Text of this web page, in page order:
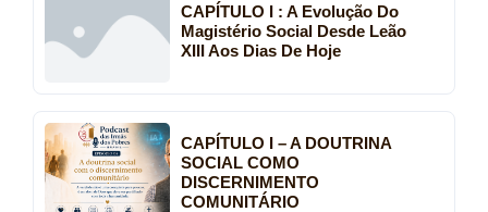
CAPÍTULO I : A Evolução Do
Magistério Social Desde Leão
XIII Aos Dias De Hoje
CAPÍTULO I – A DOUTRINA
SOCIAL COMO
DISCERNIMENTO
COMUNITÁRIO